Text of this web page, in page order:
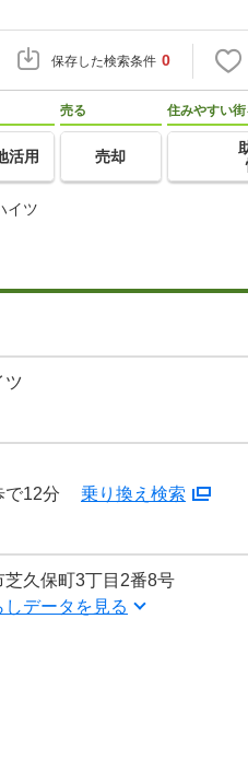
保存した検索条件 0
活用
売る
売却
住みやすい
イツ
ツ
で12分 乗り換え検索
久保町3丁目2番8号
データを見る